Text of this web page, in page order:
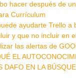
hacer después de
Currículum
ayudarte Trello a
y que no incluir en
las alertas de
EL
DAFO EN LA